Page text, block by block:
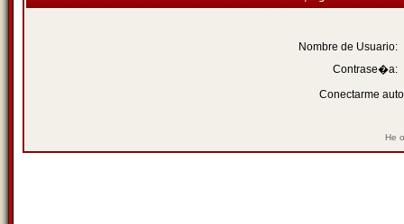
Nombre de Usuario:
Contrase�a:
Conectarme
He